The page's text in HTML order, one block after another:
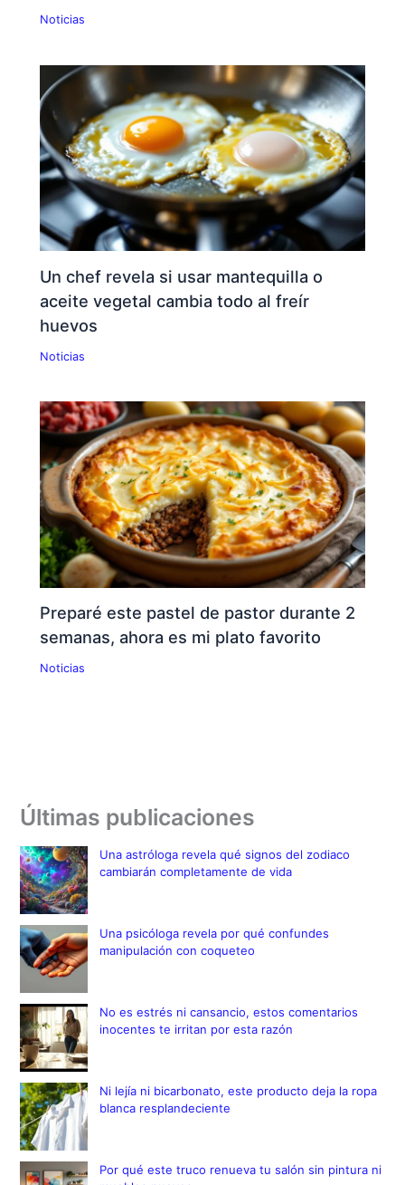
Noticias
Un chef revela si usar mantequilla o
aceite vegetal cambia todo al freír
huevos
Noticias
Preparé este pastel de pastor durante 2
semanas, ahora es mi plato favorito
Noticias
Últimas publicaciones
Una astróloga revela qué signos del zodiaco
cambiarán completamente de vida
Una psicóloga revela por qué confundes
manipulación con coqueteo
No es estrés ni cansancio, estos comentarios
inocentes te irritan por esta razón
Ni lejía ni bicarbonato, este producto deja la ropa
blanca resplandeciente
Por qué este truco renueva tu salón sin pintura ni